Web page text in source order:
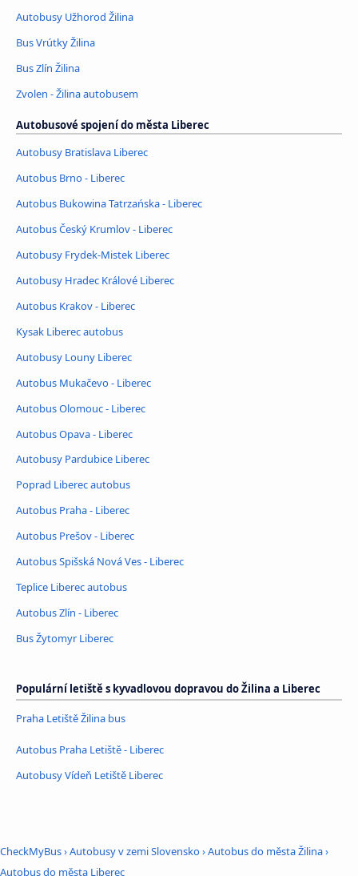
Autobusy Užhorod Žilina
Bus Vrútky Žilina
Bus Zlín Žilina
Zvolen - Žilina autobusem
Autobusové spojení do města Liberec
Autobusy Bratislava Liberec
Autobus Brno - Liberec
Autobus Bukowina Tatrzańska - Liberec
Autobus Český Krumlov - Liberec
Autobusy Frydek-Mistek Liberec
Autobusy Hradec Králové Liberec
Autobus Krakov - Liberec
Kysak Liberec autobus
Autobusy Louny Liberec
Autobus Mukačevo - Liberec
Autobus Olomouc - Liberec
Autobus Opava - Liberec
Autobusy Pardubice Liberec
Poprad Liberec autobus
Autobus Praha - Liberec
Autobus Prešov - Liberec
Autobus Spišská Nová Ves - Liberec
Teplice Liberec autobus
Autobus Zlín - Liberec
Bus Žytomyr Liberec
Populární letiště s kyvadlovou dopravou do Žilina a Liberec
Praha Letiště Žilina bus
Autobus Praha Letiště - Liberec
Autobusy Vídeň Letiště Liberec
CheckMyBus›Autobusy v zemi Slovensko›Autobus do města Žilina›
Autobus do města Liberec